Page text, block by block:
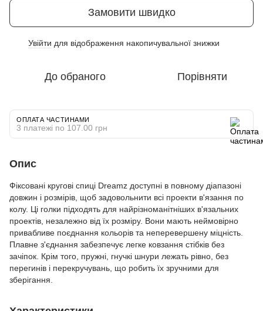
Замовити швидко
Увійти для відображення накопичувальної знижки
До обраного Порівняти
ОПЛАТА ЧАСТИНАМИ
3 платежі по 107.00 грн
Опис
Фіксовані кругові спиці Dreamz доступні в повному діапазоні
довжин і розмірів, щоб задовольнити всі проекти в'язання по
колу. Ці голки підходять для найрізноманітніших в'язальних
проектів, незалежно від їх розміру. Вони мають неймовірно
привабливе поєднання кольорів та неперевершену міцність.
Плавне з'єднання забезпечує легке ковзання стібків без
зачіпок. Крім того, пружні, гнучкі шнури лежать рівно, без
перегинів і перекручувань, що робить їх зручними для
зберігання.